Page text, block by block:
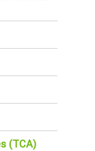
(TCA)